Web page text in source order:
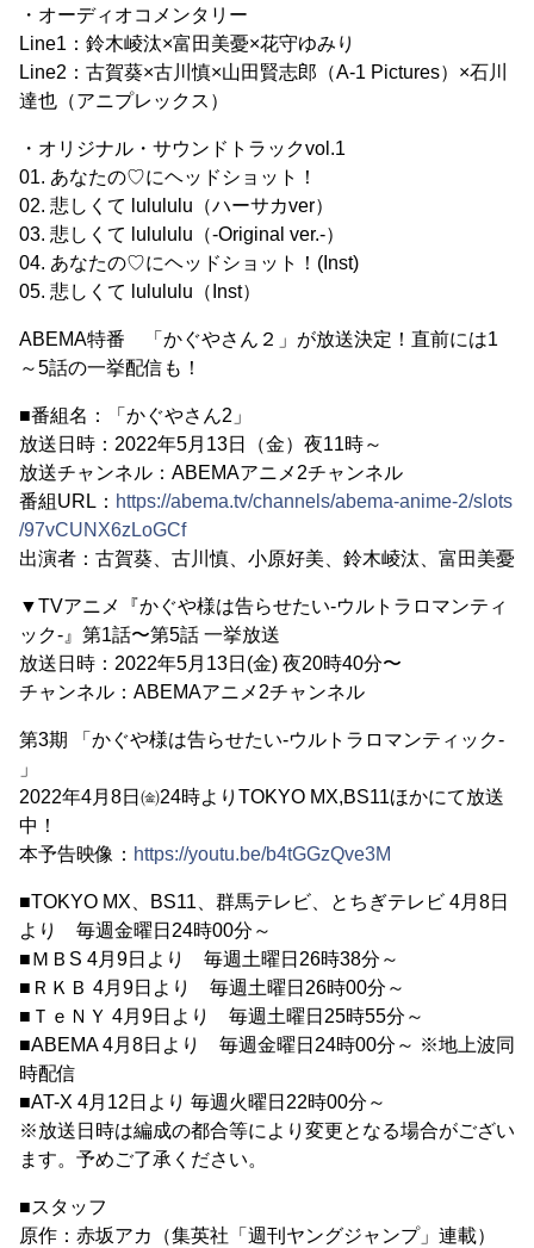
・オーディオコメンタリー
Line1：鈴木崚汰×富田美憂×花守ゆみり
Line2：古賀葵×古川慎×山田賢志郎（A-1 Pictures）×石川
達也（アニプレックス）
・オリジナル・サウンドトラックvol.1
01. あなたの♡にヘッドショット！
02. 悲しくて lulululu（ハーサカver）
03. 悲しくて lulululu（-Original ver.-）
04. あなたの♡にヘッドショット！(Inst)
05. 悲しくて lulululu（Inst）
ABEMA特番 「かぐやさん２」が放送決定！直前には1
～5話の一挙配信も！
■番組名：「かぐやさん2」
放送日時：2022年5月13日（金）夜11時～
放送チャンネル：ABEMAアニメ2チャンネル
番組URL： https://abema.tv/channels/abema-anime-2/slots
/97vCUNX6zLoGCf
出演者：古賀葵、古川慎、小原好美、鈴木崚汰、富田美憂
▼TVアニメ『かぐや様は告らせたい-ウルトラロマンティ
ック-』第1話〜第5話 一挙放送
放送日時：2022年5月13日(金) 夜20時40分〜
チャンネル：ABEMAアニメ2チャンネル
第3期 「かぐや様は告らせたい-ウルトラロマンティック-
」
2022年4月8日㈮24時よりTOKYO MX,BS11ほかにて放送
中！
本予告映像： https://youtu.be/b4tGGzQve3M
■TOKYO MX、BS11、群馬テレビ、とちぎテレビ 4月8日
より 毎週金曜日24時00分～
■ＭＢS 4月9日より 毎週土曜日26時38分～
■ＲＫＢ 4月9日より 毎週土曜日26時00分～
■ＴｅＮＹ 4月9日より 毎週土曜日25時55分～
■ABEMA 4月8日より 毎週金曜日24時00分～ ※地上波同
時配信
■AT-X 4月12日より 毎週火曜日22時00分～
※放送日時は編成の都合等により変更となる場合がござい
ます。予めご了承ください。
■スタッフ
原作：赤坂アカ（集英社「週刊ヤングジャンプ」連載）